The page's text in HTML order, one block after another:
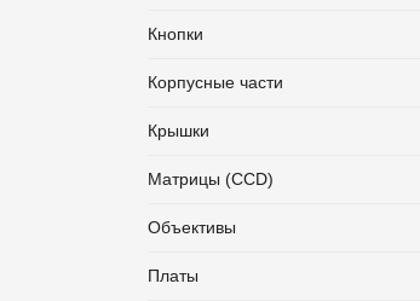
Кнопки
Корпусные части
Крышки
Матрицы (CCD)
Объективы
Платы